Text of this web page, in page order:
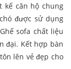
kế căn hộ chung
được sử dụng
sofa chất liệu
đại. Kết hợp bàn
lên vẻ đẹp cho